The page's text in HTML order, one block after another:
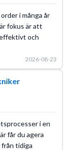
i många år
fokus är att
och
2026-08-23
i en
får du agera
tidiga